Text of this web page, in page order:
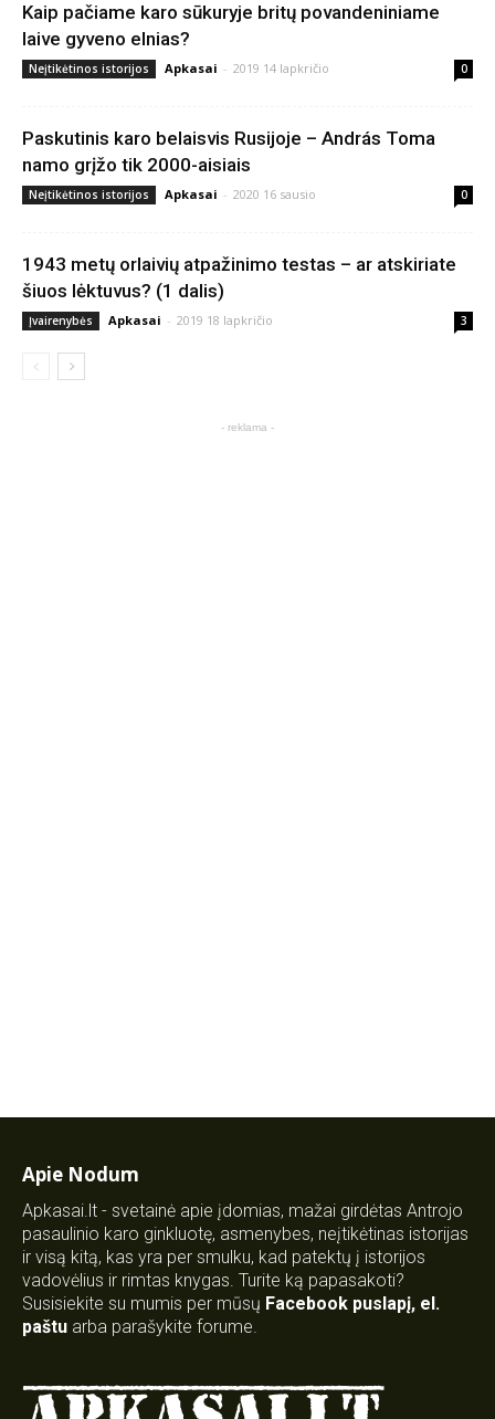
Kaip pačiame karo sūkuryje britų povandeniniame
laive gyveno elnias?
Neįtikėtinos istorijos Apkasai - 2019 14 lapkričio 0
Paskutinis karo belaisvis Rusijoje – András Toma
namo grįžo tik 2000-aisiais
Neįtikėtinos istorijos Apkasai - 2020 16 sausio 0
1943 metų orlaivių atpažinimo testas – ar atskiriate
šiuos lėktuvus? (1 dalis)
Įvairenybės Apkasai - 2019 18 lapkričio 3
- reklama -
Apie Nodum
Apkasai.lt - svetainė apie įdomias, mažai girdėtas Antrojo
pasaulinio karo ginkluotę, asmenybes, neįtikėtinas istorijas
ir visą kitą, kas yra per smulku, kad patektų į istorijos
vadovėlius ir rimtas knygas. Turite ką papasakoti?
Susisiekite su mumis per mūsų Facebook puslapį, el.
paštu arba parašykite forume.